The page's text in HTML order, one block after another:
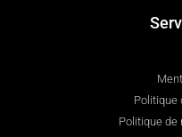
Politique
Politique de